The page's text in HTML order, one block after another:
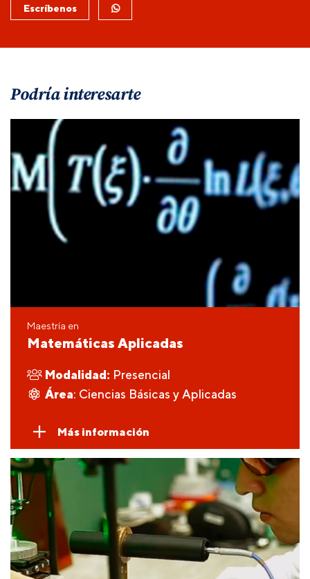
Escríbenos
Podría interesarte
Maestría en
Matemáticas Aplicadas
Modalidad: Presencial
Área: Ciencias Básicas y Aplicadas
Más información